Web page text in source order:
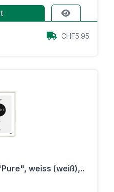
CHF5.95
weiss (weiß),..